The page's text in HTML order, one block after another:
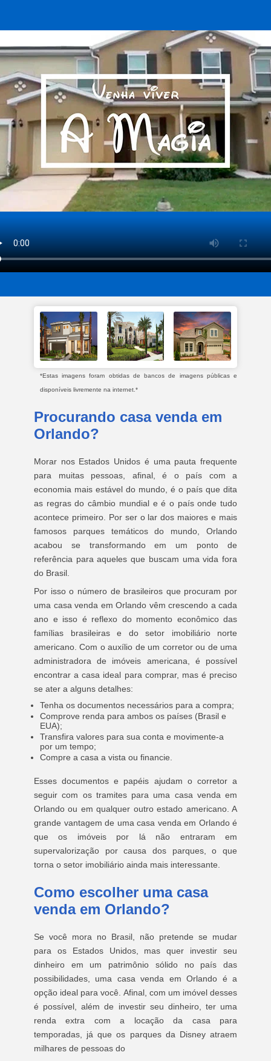
*Estas imagens foram obtidas de bancos de imagens públicas e
disponíveis livremente na internet.*
Procurando casa venda em
Orlando?
Morar nos Estados Unidos é uma pauta frequente
para muitas pessoas, afinal, é o país com a
economia mais estável do mundo, é o país que dita
as regras do câmbio mundial e é o país onde tudo
acontece primeiro. Por ser o lar dos maiores e mais
famosos parques temáticos do mundo, Orlando
acabou se transformando em um ponto de
referência para aqueles que buscam uma vida fora
do Brasil.
Por isso o número de brasileiros que procuram por
uma casa venda em Orlando vêm crescendo a cada
ano e isso é reflexo do momento econômico das
famílias brasileiras e do setor imobiliário norte
americano. Com o auxílio de um corretor ou de uma
administradora de imóveis americana, é possível
encontrar a casa ideal para comprar, mas é preciso
se ater a alguns detalhes:
Tenha os documentos necessários para a compra;
Comprove renda para ambos os países (Brasil e
EUA);
Transfira valores para sua conta e movimente-a
por um tempo;
Compre a casa a vista ou financie.
Esses documentos e papéis ajudam o corretor a
seguir com os tramites para uma casa venda em
Orlando ou em qualquer outro estado americano. A
grande vantagem de uma casa venda em Orlando é
que os imóveis por lá não entraram em
supervalorização por causa dos parques, o que
torna o setor imobiliário ainda mais interessante.
Como escolher uma casa
venda em Orlando?
Se você mora no Brasil, não pretende se mudar
para os Estados Unidos, mas quer investir seu
dinheiro em um patrimônio sólido no país das
possibilidades, uma casa venda em Orlando é a
opção ideal para você. Afinal, com um imóvel desses
é possível, além de investir seu dinheiro, ter uma
renda extra com a locação da casa para
temporadas, já que os parques da Disney atraem
milhares de pessoas do